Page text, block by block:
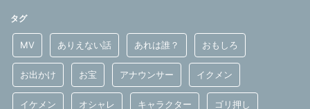
タグ
MV ありえない話 あれは誰？ おもしろ
お出かけ お宝 アナウンサー イクメン
イケメン オシャレ キャラクター ゴリ押し